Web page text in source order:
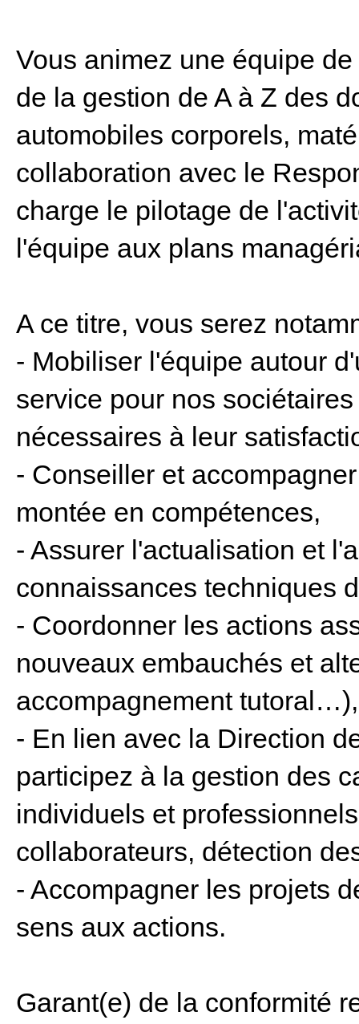
Vous animez une équipe
de la gestion de A à Z des
automobiles corporels,
collaboration avec le
charge le pilotage de
l'équipe aux plans
A ce titre, vous serez
- Mobiliser l'équipe autour
service pour nos
nécessaires à leur
- Conseiller et
montée en compétences,
- Assurer l'actualisation et
connaissances techniques
- Coordonner les actions
nouveaux embauchés et
accompagnement tutoral…),
- En lien avec la Direction
participez à la gestion des
individuels et
collaborateurs, détection
- Accompagner les projets
sens aux actions.
Garant(e) de la conformité